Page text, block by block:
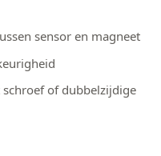
sensor en magneet
of dubbelzijdige